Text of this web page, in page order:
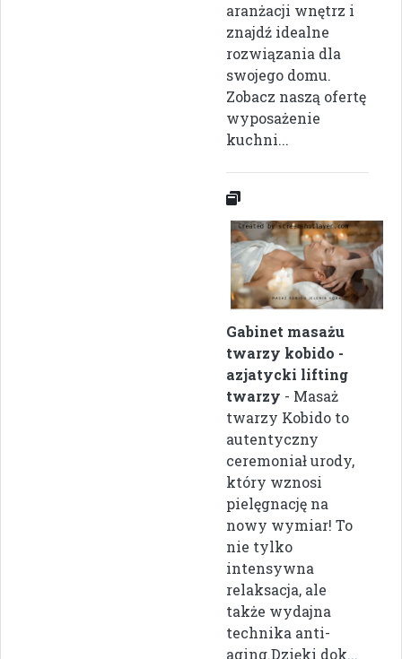
aranżacji wnętrz i
znajdź idealne
rozwiązania dla
swojego domu.
Zobacz naszą ofertę
wyposażenie
kuchni...
Gabinet masażu
twarzy kobido -
azjatycki lifting
twarzy - Masaż
twarzy Kobido to
autentyczny
ceremoniał urody,
który wznosi
pielęgnację na
nowy wymiar! To
nie tylko
intensywna
relaksacja, ale
także wydajna
technika anti-
aging.Dzięki dok...